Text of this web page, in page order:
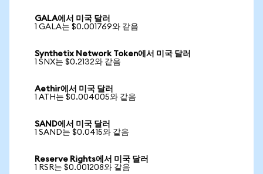
GALA에서 미국 달러
1 GALA는 $0.001769와 같음
Synthetix Network Token에서 미국 달러
1 SNX는 $0.2132와 같음
Aethir에서 미국 달러
1 ATH는 $0.004005와 같음
SAND에서 미국 달러
1 SAND는 $0.0415와 같음
Reserve Rights에서 미국 달러
1 RSR는 $0.001208와 같음